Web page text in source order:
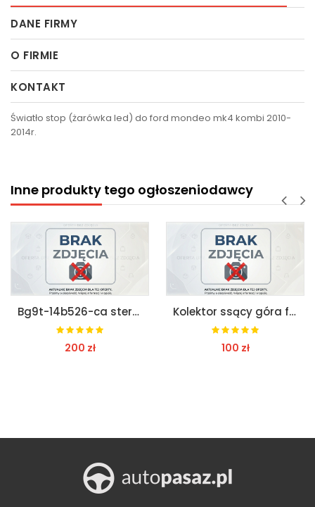
DANE FIRMY
O FIRMIE
KONTAKT
Światło stop (żarówka led) do ford mondeo mk4 kombi 2010-
2014r.
Inne produkty tego ogłoszeniodawcy
Bg9t-14b526-ca sterownik ford mondeo mk4 1.6b
200 zł
Kolektor ssący góra ford mondeo mk3 2.5 v6 lift
100 zł